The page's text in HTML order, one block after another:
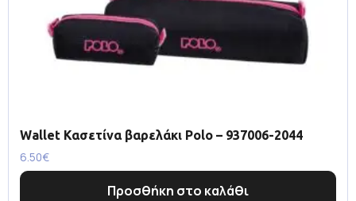
Wallet Κασετίνα βαρελάκι Polo – 937006-2044
6.50€
Προσθήκη στο καλάθι